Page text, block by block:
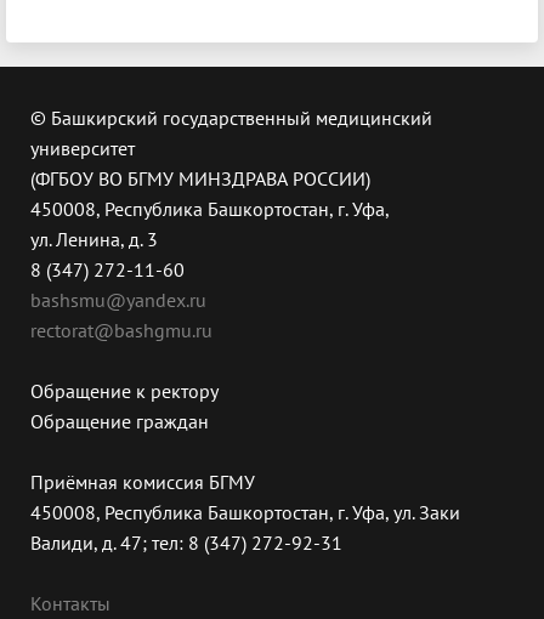
© Башкирский государственный медицинский
университет
(ФГБОУ ВО БГМУ МИНЗДРАВА РОССИИ)
450008, Республика Башкортостан, г. Уфа,
ул. Ленина, д. 3
8 (347) 272-11-60
bashsmu@yandex.ru
rectorat@bashgmu.ru
Обращение к ректору
Обращение граждан
Приёмная комиссия БГМУ
450008, Республика Башкортостан, г. Уфа, ул. Заки
Валиди, д. 47; тел: 8 (347) 272-92-31
Контакты